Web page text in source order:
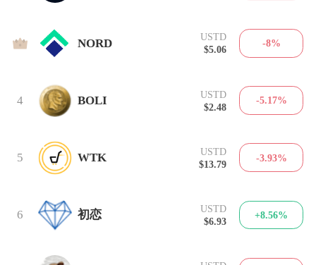
3 NORD
USTD
$5.06
-8%
4 BOLI
USTD
$2.48
-5.17%
5 WTK
USTD
$13.79
-3.93%
6 初恋
USTD
$6.93
+8.56%